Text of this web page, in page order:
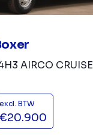
AIRCO CRUISE
excl. BTW
€20.900